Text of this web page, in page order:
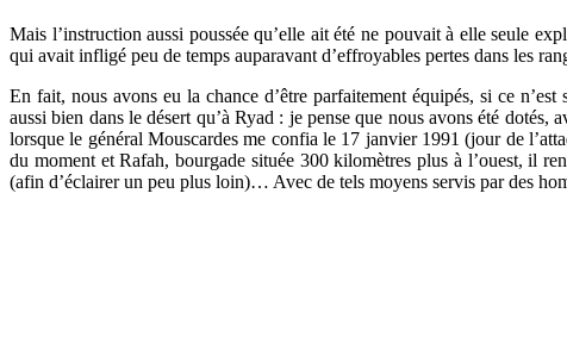
Mais l’instruction aussi poussée qu’elle ait été ne pouvait à elle seule
qui avait infligé peu de temps auparavant d’effroyables pertes dans les
En fait, nous avons eu la chance d’être parfaitement équipés, si ce
aussi bien dans le désert qu’à Ryad : je pense que nous avons été
lorsque le général Mouscardes me confia le 17 janvier 1991 (jour de
du moment et Rafah, bourgade située 300 kilomètres plus à l’ouest, il
(afin d’éclairer un peu plus loin)… Avec de tels moyens servis par des